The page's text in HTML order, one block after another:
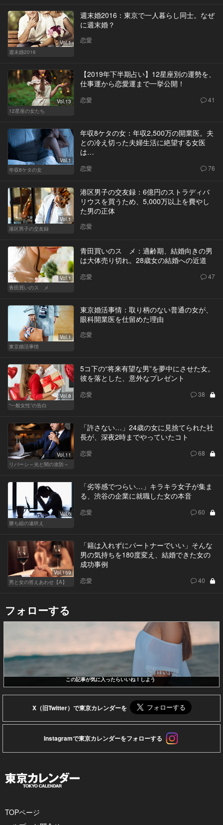
Vol.1
週末婚2016
週末婚2016：東京で一人暮らし同士。なぜ
に週末婚？
恋愛
Vol.13
12星座の女たち
【2019年下半期占い】12星座別の運勢を、
仕事運から恋愛運まで一挙公開！
恋愛 41
Vol.1
年収8ケタの女
年収8ケタの女：年収2,500万の開業医。夫
との冷え切った夫婦生活に絶望する女医
は…
恋愛 76
Vol.1
港区男子の交友録
港区男子の交友録：6億円のストラディバ
リウスを買うため、5,000万以上を費やし
た男の正体
恋愛
Vol.1
青田買いのスゝメ
青田買いのスゝメ：適齢期、結婚向きの男
は大体売り切れ。28歳女の結婚への近道
恋愛 47
Vol.1
東京婚活事情
東京婚活事情：取り柄のない普通の女が、
眼科開業医を仕留めた理由
恋愛
Vol.8
“一般女性”の告白
5コ下の“将来有望な男”を夢中にさせた女。
彼を落とした、意外なプレゼント
恋愛 38
Vol.11
リバーシ～光と闇の攻防～
「許さない…」24歳の女に見捨てられた社
長が、深夜2時までやっていたコト
恋愛 68
Vol.6
勝ち組の遠吠え
「劣等感でつらい…」キラキラ女子が集ま
る、渋谷の企業に就職した女の本音
恋愛 60
Vol.169
男と女の答えあわせ【A】
「籍は入れずにパートナーでいい」そんな
男の気持ちを180度変え、結婚できた女の
成功事例
恋愛 40
フォローする
この記事が気に入ったらいいね！しよう
X（旧Twitter）で東京カレンダーを
Instagramで東京カレンダーをフォローする
TOPページ